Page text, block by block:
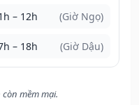
– 12h (Giờ Ngọ)
– 18h (Giờ Dậu)
mềm mại.